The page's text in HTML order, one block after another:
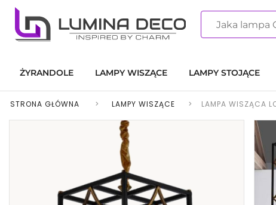
ŻYRANDOLE LAMPY WISZĄCE LAMPY STOJĄCE
STRONA GŁÓWNA > LAMPY WISZĄCE > LAMPA WISZĄCA